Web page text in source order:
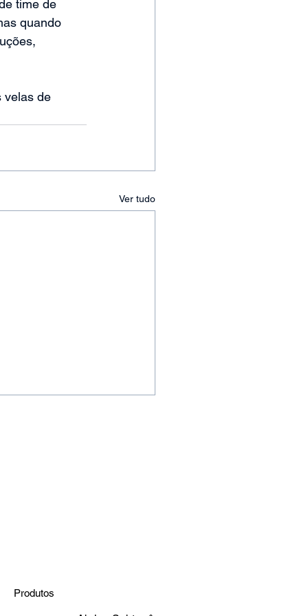
time de
quando
velas de
Ver tudo
Produtos